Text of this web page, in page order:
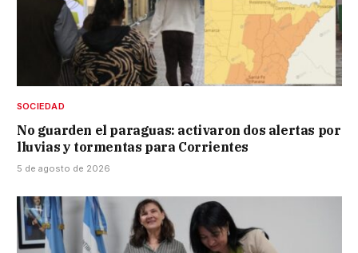
SOCIEDAD
No guarden el paraguas: activaron dos alertas por
lluvias y tormentas para Corrientes
5 de agosto de 2026